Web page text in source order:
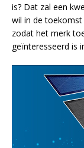
is? Dat zal een
wil in de
zodat het merk
geïnteresseerd is